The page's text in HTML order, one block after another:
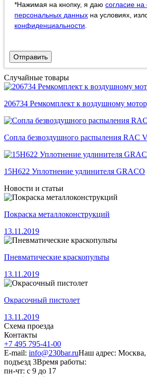
*Нажимая на кнопку, я даю согласие на
персональных данных на условиях,
конфиденциальности.
Отправить
Случайные товары
206734 Ремкомплект к воздушному
Сопла безвоздушного распыления RAC
15H622 Уплотнение удлинителя GRACO
Новости и статьи
Покраска металлоконструкций
13.11.2019
Пневматические краскопульты
13.11.2019
Окрасочный пистолет
13.11.2019
Схема проезда
Контакты
+7 495 795-41-00
E-mail: info@230bar.ruНаш адрес:
подъезд 3Время работы:
пн-чт: с 9 до 17